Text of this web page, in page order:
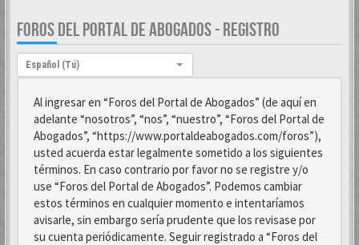
FOROS DEL PORTAL DE ABOGADOS - REGISTRO
Idioma:
Español (Tú)
Al ingresar en “Foros del Portal de Abogados” (de aquí en
adelante “nosotros”, “nos”, “nuestro”, “Foros del Portal de
Abogados”, “https://www.portaldeabogados.com/foros”),
usted acuerda estar legalmente sometido a los siguientes
términos. En caso contrario por favor no se registre y/o
use “Foros del Portal de Abogados”. Podemos cambiar
estos términos en cualquier momento e intentaríamos
avisarle, sin embargo sería prudente que los revisase por
su cuenta periódicamente. Seguir registrado a “Foros del